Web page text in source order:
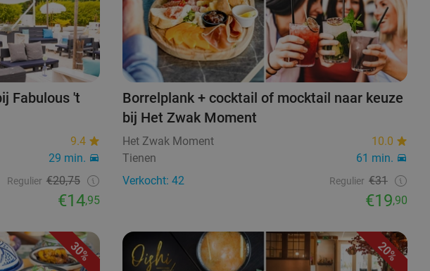
Fabulous 't
9.4
29 min.
Regulier €20,75
€14,95
Borrelplank + cocktail of mocktail naar keuze
bij Het Zwak Moment
Het Zwak Moment
10.0
Tienen
61 min.
Verkocht: 42
Regulier €31
€19,90
30% 20%